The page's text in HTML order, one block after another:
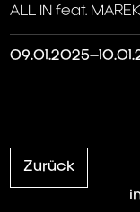
ALL IN feat.
Zurück